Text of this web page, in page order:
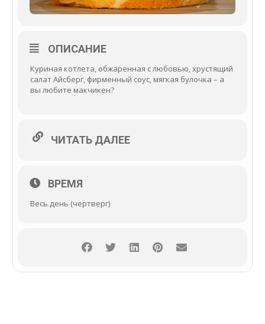
ОПИСАНИЕ
Куриная котлета, обжаренная с любовью, хрустящий
салат Айсберг, фирменный соус, мягкая булочка – а
вы любите макчикен?
ЧИТАТЬ ДАЛЕЕ
ВРЕМЯ
Весь день (чертверг)